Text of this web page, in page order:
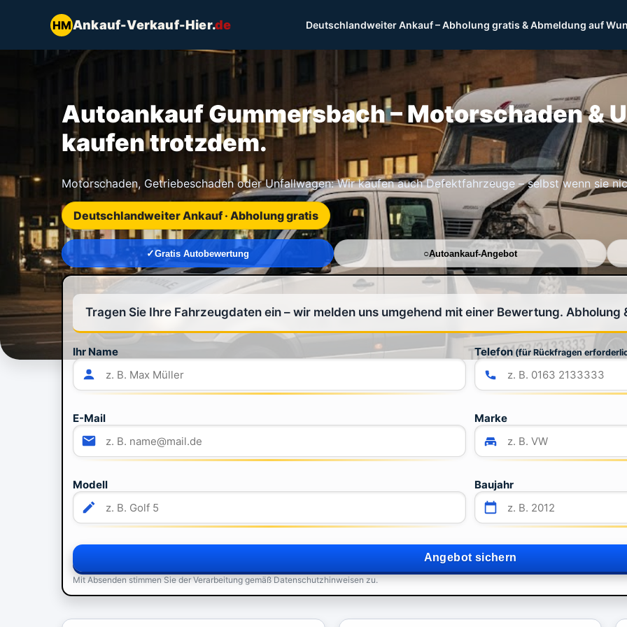
HMAnkauf-Verkauf-Hier.de Deutschlandweiter Ankauf – Abholung gratis & Abmeldung auf
Autoankauf Gummersbach – Motorschaden &
kaufen trotzdem.
Motorschaden, Getriebeschaden oder Unfallwagen: Wir kaufen auch Defektfahrzeuge – selbst wenn sie
Deutschlandweiter Ankauf · Abholung gratis
Gratis Autobewertung Autoankauf-Angebot
Tragen Sie Ihre Fahrzeugdaten ein – wir melden uns umgehend mit einer Bewertung. Abholung
Ihr Name Telefon (für Rückfragen
E-Mail Marke
Modell Baujahr
Angebot sichern
Mit Absenden stimmen Sie der Verarbeitung gemäß Datenschutzhinweisen zu.